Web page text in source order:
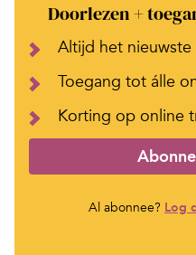
Doorlezen +
Altijd het nieuwste
Toegang tot álle
Korting op online
Al abonnee? Log